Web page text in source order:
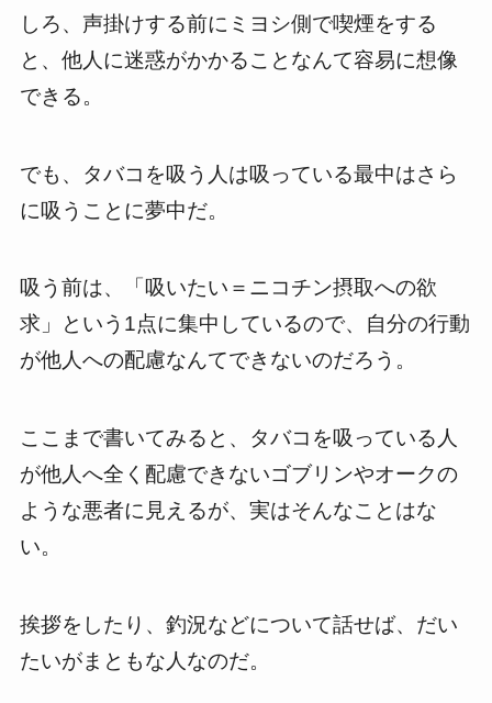
しろ、声掛けする前にミヨシ側で喫煙をする
と、他人に迷惑がかかることなんて容易に想像
できる。
でも、タバコを吸う人は吸っている最中はさら
に吸うことに夢中だ。
吸う前は、「吸いたい＝ニコチン摂取への欲
求」という1点に集中しているので、自分の行動
が他人への配慮なんてできないのだろう。
ここまで書いてみると、タバコを吸っている人
が他人へ全く配慮できないゴブリンやオークの
ような悪者に見えるが、実はそんなことはな
い。
挨拶をしたり、釣況などについて話せば、だい
たいがまともな人なのだ。